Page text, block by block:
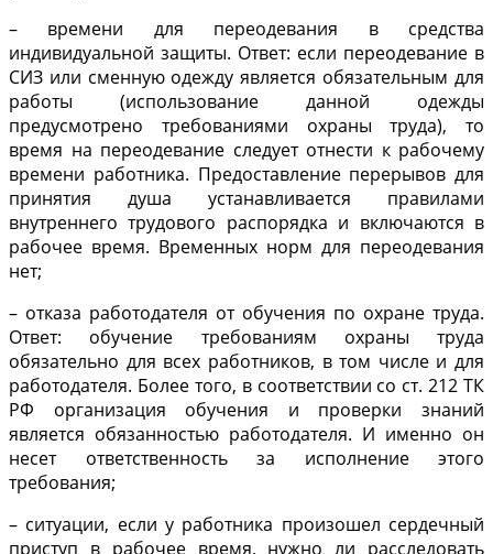
– времени для переодевания в средства
индивидуальной защиты. Ответ: если переодевание в
СИЗ или сменную одежду является обязательным для
работы (использование данной одежды
предусмотрено требованиями охраны труда), то
время на переодевание следует отнести к рабочему
времени работника. Предоставление перерывов для
принятия душа устанавливается правилами
внутреннего трудового распорядка и включаются в
рабочее время. Временных норм для переодевания
нет;
– отказа работодателя от обучения по охране труда.
Ответ: обучение требованиям охраны труда
обязательно для всех работников, в том числе и для
работодателя. Более того, в соответствии со ст. 212 ТК
РФ организация обучения и проверки знаний
является обязанностью работодателя. И именно он
несет ответственность за исполнение этого
требования;
– ситуации, если у работника произошел сердечный
приступ в рабочее время, нужно ли расследовать